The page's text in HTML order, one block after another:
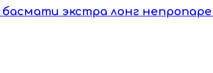
басмати экстра лонг